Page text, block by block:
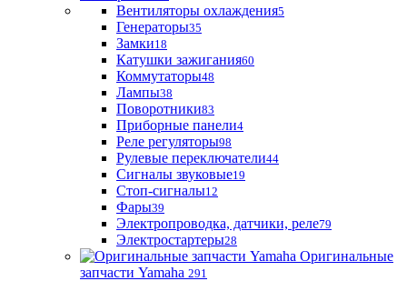
Вентиляторы охлаждения5
Генераторы35
Замки18
Катушки зажигания60
Коммутаторы48
Лампы38
Поворотники83
Приборные панели4
Реле регуляторы98
Рулевые переключатели44
Сигналы звуковые19
Стоп-сигналы12
Фары39
Электропроводка, датчики, реле79
Электростартеры28
Оригинальные
запчасти Yamaha 291